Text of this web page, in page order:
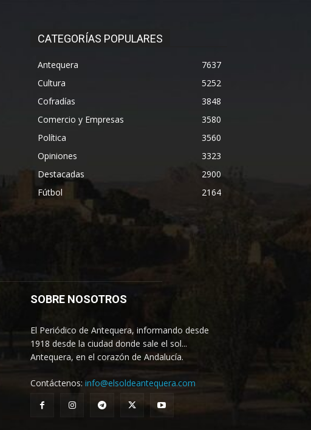
CATEGORÍAS POPULARES
Antequera
7637
Cultura
5252
Cofradías
3848
Comercio y Empresas
3580
Política
3560
Opiniones
3323
Destacadas
2900
Fútbol
2164
SOBRE NOSOTROS
El Periódico de Antequera, informando desde
1918 desde la ciudad donde sale el sol...
Antequera, en el corazón de Andalucía.
Contáctenos: info@elsoldeantequera.com